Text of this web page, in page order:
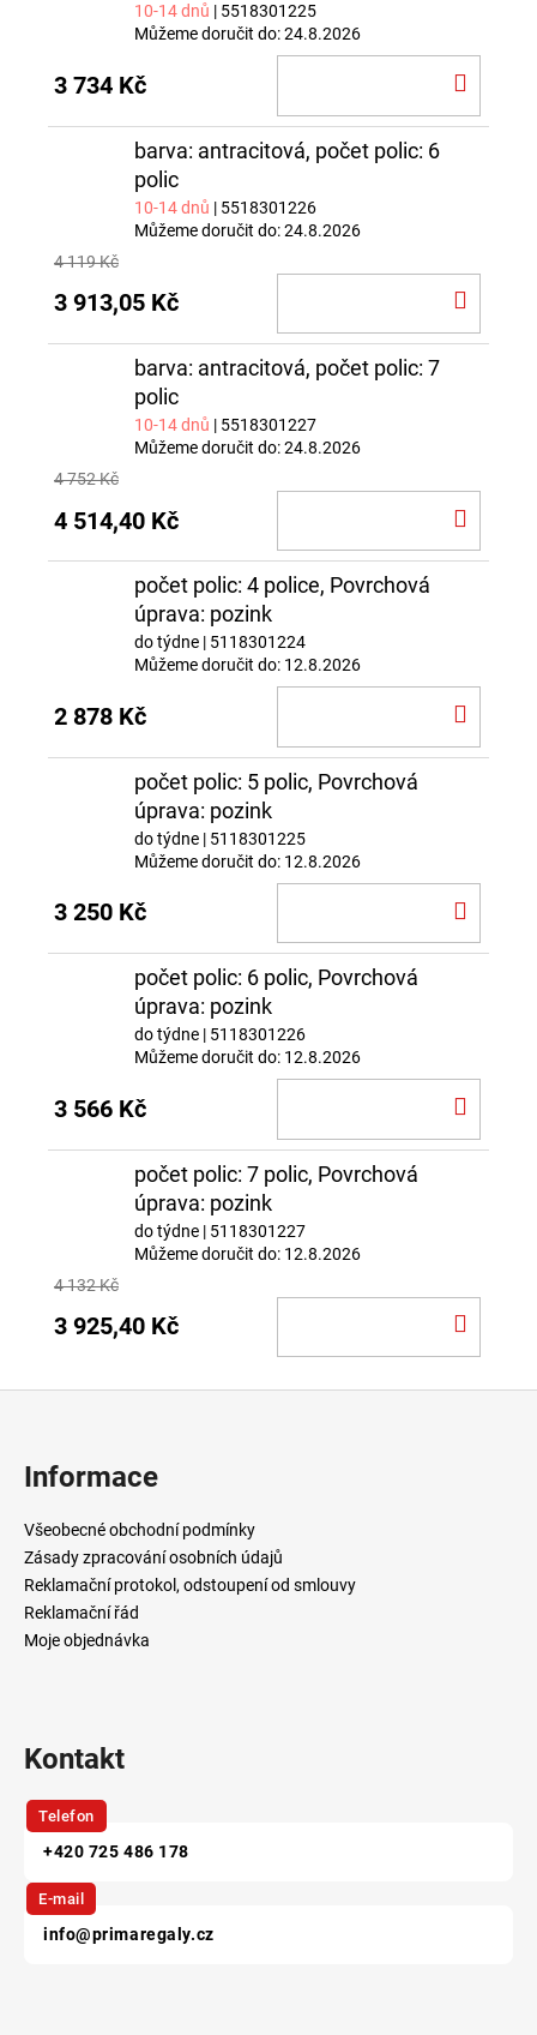
10-14 dnů | 5518301225
Můžeme doručit do:24.8.2026
3 734 Kč
barva: antracitová, počet polic: 6
polic
10-14 dnů | 5518301226
Můžeme doručit do:24.8.2026
4 119 Kč
3 913,05 Kč
barva: antracitová, počet polic: 7
polic
10-14 dnů | 5518301227
Můžeme doručit do:24.8.2026
4 752 Kč
4 514,40 Kč
počet polic: 4 police, Povrchová
úprava: pozink
do týdne | 5118301224
Můžeme doručit do: 12.8.2026
2 878 Kč
počet polic: 5 polic, Povrchová
úprava: pozink
do týdne | 5118301225
Můžeme doručit do: 12.8.2026
3 250 Kč
počet polic: 6 polic, Povrchová
úprava: pozink
do týdne | 5118301226
Můžeme doručit do: 12.8.2026
3 566 Kč
počet polic: 7 polic, Povrchová
úprava: pozink
do týdne | 5118301227
Můžeme doručit do: 12.8.2026
4 132 Kč
3 925,40 Kč
Informace
Všeobecné obchodní podmínky
Zásady zpracování osobních údajů
Reklamační protokol, odstoupení od smlouvy
Reklamační řád
Moje objednávka
Kontakt
Telefon
+420 725 486 178
E-mail
info@primaregaly.cz